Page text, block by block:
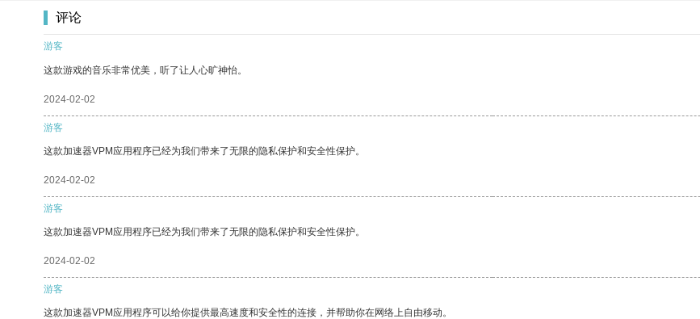
评论
游客
这款游戏的音乐非常优美，听了让人心旷神怡。
2024-02-02
游客
这款加速器VPM应用程序已经为我们带来了无限的隐私保护和安全性保护。
2024-02-02
游客
这款加速器VPM应用程序已经为我们带来了无限的隐私保护和安全性保护。
2024-02-02
游客
这款加速器VPM应用程序可以给你提供最高速度和安全性的连接，并帮助你在网络上自由移动。